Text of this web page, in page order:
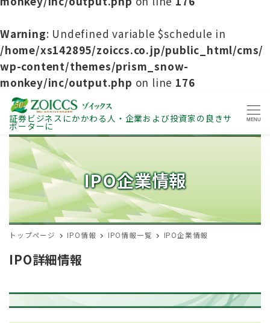
Warning: Undefined variable $schedule in
/home/xs142895/zoiccs.co.jp/public_html/cms/
wp-content/themes/prism_snow-
monkey/inc/output.php on line 176
証券ビジネスにかかわる人・企業および投資家の良きサ
ポーターに
MENU
IPO企業情報
トップページ IPO情報 IPO情報一覧 IPO企業情報
IPO詳細情報